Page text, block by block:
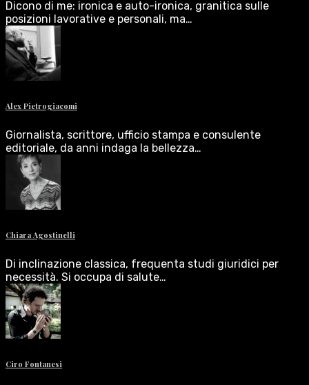
Dicono di me: ironica e auto-ironica, granitica sulle
posizioni lavorative e personali, ma…
Alex Pietrogiacomi
Giornalista, scrittore, ufficio stampa e consulente
editoriale, da anni indaga la bellezza…
Chiara Agostinelli
Di inclinazione classica, frequenta studi giuridici per
necessità. Si occupa di salute…
Ciro Fontanesi